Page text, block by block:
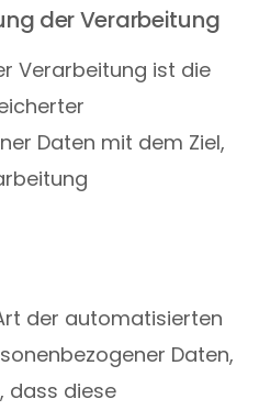
der Verarbeitung
Verarbeitung ist die
Daten mit dem Ziel,
der automatisierten
Daten,
dass diese